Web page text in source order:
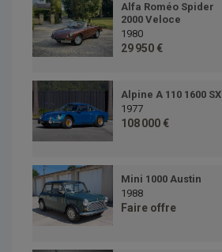
Alfa Roméo Spider
2000 Veloce
1980
29 950 €
Alpine A 110 1600 SX
1977
108 000 €
Mini 1000 Austin
1988
Faire offre